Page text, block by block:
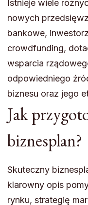
Istnieje wiele
nowych
bankowe,
crowdfunding,
wsparcia
odpowiedniego
biznesu oraz jego
Jak
biznesplan?
Skuteczny
klarowny opis
rynku, strategię